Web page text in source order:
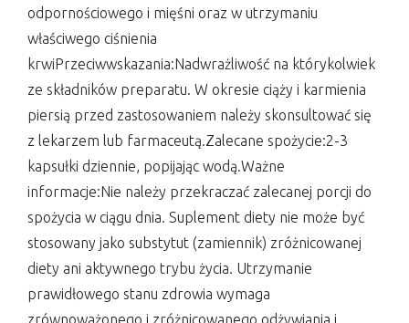
odpornościowego i mięśni oraz w utrzymaniu
właściwego ciśnienia
krwiPrzeciwwskazania:Nadwrażliwość na którykolwiek
ze składników preparatu. W okresie ciąży i karmienia
piersią przed zastosowaniem należy skonsultować się
z lekarzem lub farmaceutą.Zalecane spożycie:2-3
kapsułki dziennie, popijając wodą.Ważne
informacje:Nie należy przekraczać zalecanej porcji do
spożycia w ciągu dnia. Suplement diety nie może być
stosowany jako substytut (zamiennik) zróżnicowanej
diety ani aktywnego trybu życia. Utrzymanie
prawidłowego stanu zdrowia wymaga
zrównoważonego i zróżnicowanego odżywiania i